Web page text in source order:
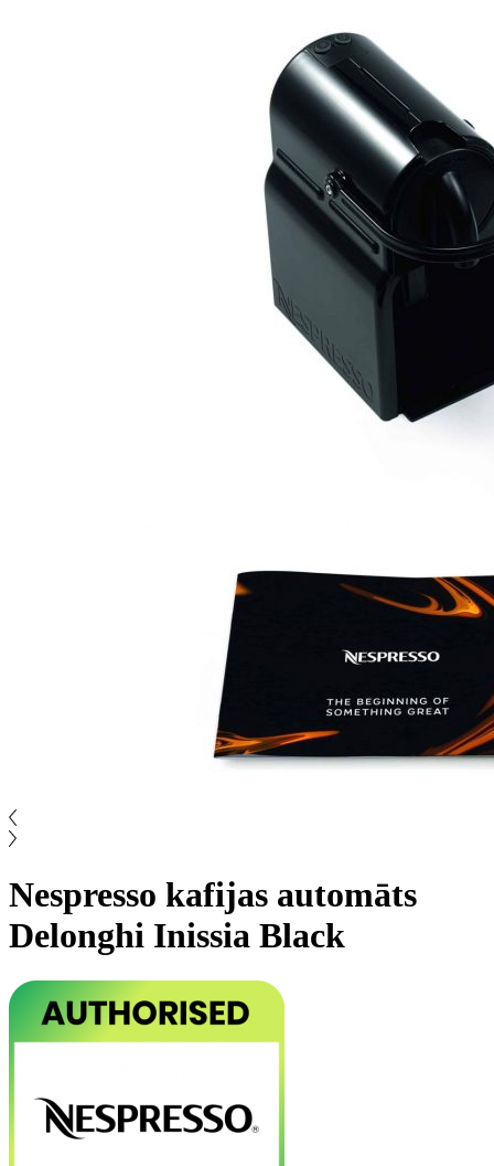
Nespresso kafijas automāts
Delonghi Inissia Black